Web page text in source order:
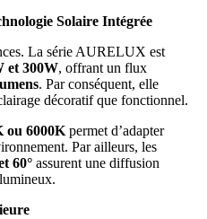
Solaire Intégrée
La série AURELUX est
et 300W, offrant un flux
. Par conséquent, elle
décoratif que fonctionnel.
ou 6000K permet d’adapter
Par ailleurs, les
60° assurent une diffusion